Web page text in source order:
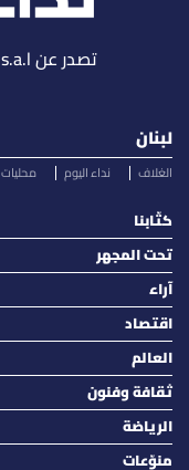
تصدر عن Lebanese Media Production s.a.l
لبنان
الغلاف نداء اليوم محليات
كتّابنا
تحت المجهر
آراء
اقتصاد
العالم
ثقافة وفنون
الرياضة
منوّعات